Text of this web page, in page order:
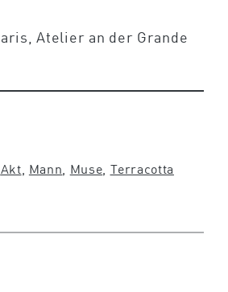
Atelier an der Grande
Akt Mann Muse Terracotta